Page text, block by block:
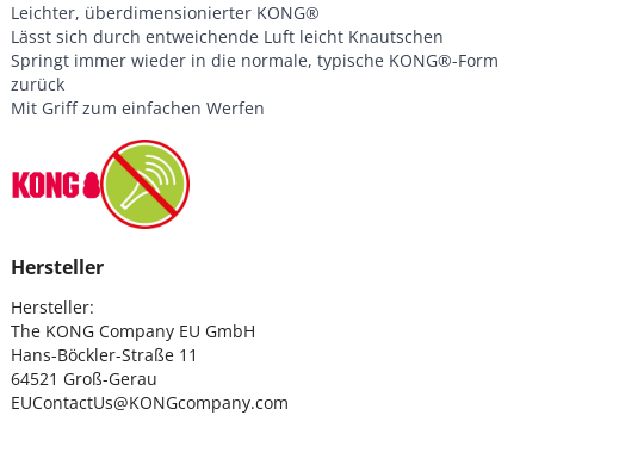
Leichter, überdimensionierter KONG®
Lässt sich durch entweichende Luft leicht Knautschen
Springt immer wieder in die normale, typische KONG®-Form
zurück
Mit Griff zum einfachen Werfen
Hersteller
Hersteller:
The KONG Company EU GmbH
Hans-Böckler-Straße 11
64521 Groß-Gerau
EUContactUs@KONGcompany.com